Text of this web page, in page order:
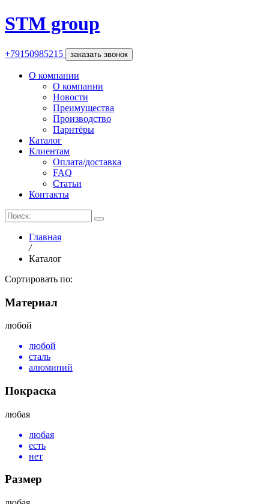
STM group
+79150985215 заказать звонок
О компании
О компании
Новости
Преимущества
Производство
Парнтёры
Каталог
Клиентам
Оплата/доставка
FAQ
Статьи
Контакты
Главная
Каталог
Сортировать по:
Материал
любой
любой
сталь
алюминий
Покраска
любая
любая
есть
нет
Размер